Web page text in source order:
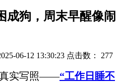
成狗，周末早醒像闹
06-12 13:30:23 点击数： 277
真实写照——“工作日睡不